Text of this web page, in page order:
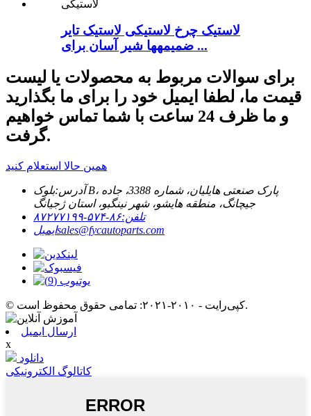
لاستیک چرخ لاستیکی لاستیک تایر
ضمیمهها شیر آسان برای ...
برای سوالات مربوط به محصولات یا لیست
قیمت ما، لطفا ایمیل خود را برای ما بگذارید
و ما ظرف 24 ساعت با شما تماس خواهیم
گرفت.
همین حالا استعلام کنید
آدرس:بلوک B، پارک صنعتی هایلیان، شماره 3388، جاده
جیچانگ، منطقه هایشو، شهر نینگبو، استان ژجیانگ
تلفن:۸۶-۵۷۴-۸۷۲۷۷۱۹۹
ایمیلsales@fycautoparts.com
© کپی‌رایت - ۲۰۱۰-۲۰۲۱: تمامی حقوق محفوظ است.
ارسال ایمیل
x
دانلود
کاتالوگ الکترونیکی